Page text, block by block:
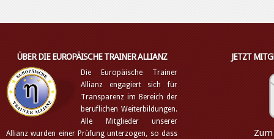
ÜBER DIE EUROPÄISCHE TRAINER ALLIANZ
Die Europäische Trainer
Allianz engagiert sich für
Transparenz im Bereich der
beruflichen Weiterbildungen.
Alle Mitglieder unserer
Allianz wurden einer Prüfung unterzogen, so dass
JETZT